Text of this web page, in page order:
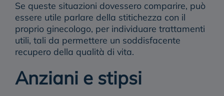
Se queste situazioni dovessero comparire, può
essere utile parlare della stitichezza con il
proprio ginecologo, per individuare trattamenti
utili, tali da permettere un soddisfacente
recupero della qualità di vita.
Anziani e stipsi